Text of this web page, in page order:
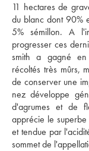
11 hectares de
du blanc dont 90%
5% sémillon. A
progresser ces
smith a gagné en
récoltés très mûrs,
de conserver une
nez développe
d'agrumes et de
apprécie le
et tendue par
sommet de